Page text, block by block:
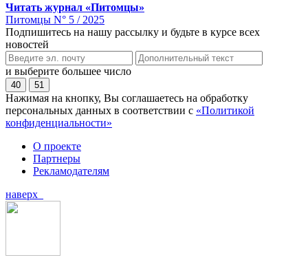
Читать журнал «Питомцы»
Питомцы N° 5 / 2025
Подпишитесь на нашу рассылку и будьте в курсе всех
новостей
и выберите большее число
40 51
Нажимая на кнопку, Вы соглашаетесь на обработку
персональных данных в соответствии с «Политикой
конфиденциальности»
О проекте
Партнеры
Рекламодателям
наверх